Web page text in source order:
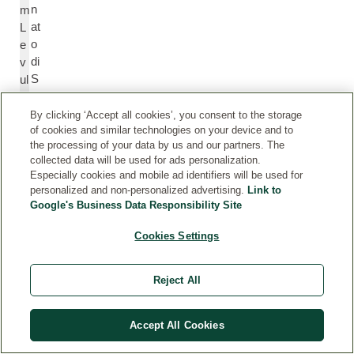
m
L
e
v
ul
in
n
at
o
di
S
o
di
o
G
o
m
x
nt
a
By clicking ‘Accept all cookies’, you consent to the storage
of cookies and similar technologies on your device and to
the processing of your data by us and our partners. The
collected data will be used for ads personalization.
Especially cookies and mobile ad identifiers will be used for
personalized and non-personalized advertising. Link to
Google's Business Data Responsibility Site
Cookies Settings
Reject All
Accept All Cookies